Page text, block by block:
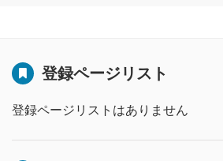
登録ページリスト
登録ページリストはありません